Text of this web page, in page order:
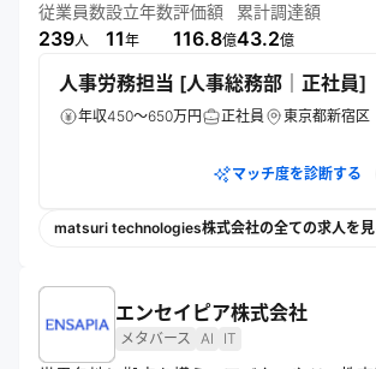
テムにより、多用途に対応する都市型・地方
ンドを展開している。
従業員数
239人
設立年数
11年
評価額
116.8億
累計調達額
43.2億
人事労務担当 [人事総務部｜正社員]
年収450～650万円 正社員 東京都新宿区
マッチ度を診断する
matsuri technologies株式会社の全ての求人を見
エンセイピア株式会社
メタバース AI IT